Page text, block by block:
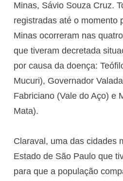
Minas, Sávio Souza Cruz.
registradas até o momento
Minas ocorreram nas
que tiveram decretada
por causa da doença:
Mucuri), Governador
Fabriciano (Vale do Aço) e
Mata).
Claraval, uma das cidades
Estado de São Paulo que
para que a população